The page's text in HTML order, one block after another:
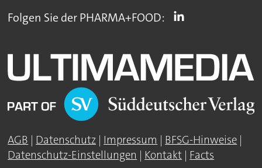
Folgen Sie der PHARMA+FOOD:
AGB | Datenschutz | Impressum | BFSG-Hinweise |
Datenschutz-Einstellungen | Kontakt | Facts